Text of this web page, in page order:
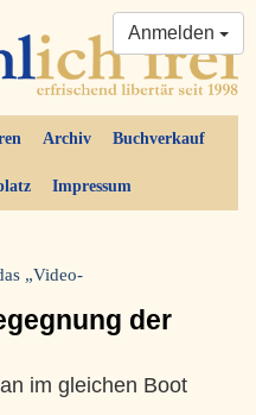
Archiv Buchverkauf
Impressum
Anmelden
„Video-
der
im gleichen Boot